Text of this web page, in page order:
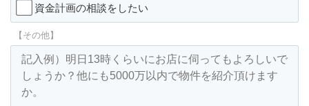
資金計画の相談をしたい
【その他】